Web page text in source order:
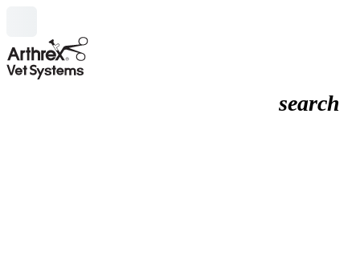
search